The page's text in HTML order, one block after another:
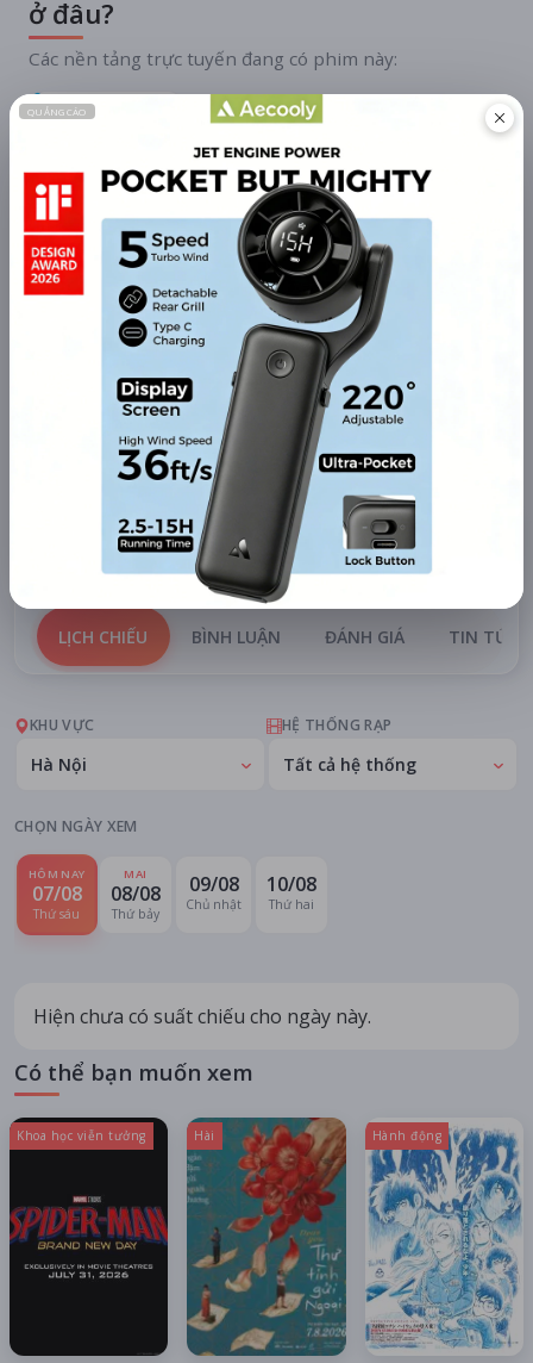
ở đâu?
Các nền tảng trực tuyến đang có phim này:
Galaxy Play
Thông tin khả dụng mang tính tham khảo và có thể thay đổi theo
thời gian.
Quạt mini GOOJODOQ 4000
mAh di động
Khuyến mãi + free ship
Xem khuyến mãi
LỊCH CHIẾU BÌNH LUẬN ĐÁNH GIÁ TIN TỨC
KHU VỰC
Hà Nội
HỆ THỐNG RẠP
Tất cả hệ thống
CHỌN NGÀY XEM
HÔM NAY
07/08
Thứ sáu
MAI
08/08
Thứ bảy
09/08
Chủ nhật
10/08
Thứ hai
Hiện chưa có suất chiếu cho ngày này.
Có thể bạn muốn xem
Khoa học viễn tưởng Hài Hành động